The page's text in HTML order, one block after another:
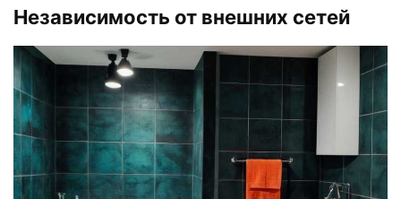
Независимость от внешних сетей